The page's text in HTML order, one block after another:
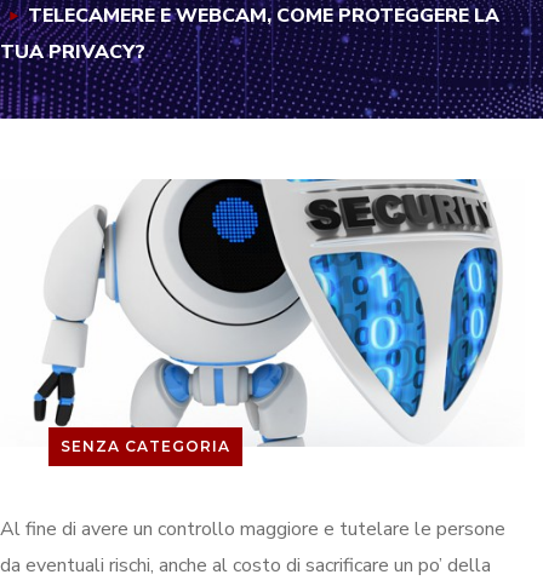
TELECAMERE E WEBCAM, COME PROTEGGERE LA
TUA PRIVACY?
SENZA CATEGORIA
Al fine di avere un controllo maggiore e tutelare le persone
da eventuali rischi, anche al costo di sacrificare un po’ della